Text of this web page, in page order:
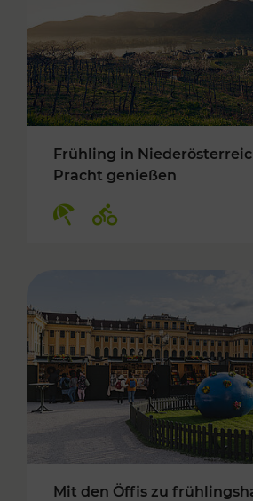
Frühling in
Pracht genießen
Mit den Öffis zu